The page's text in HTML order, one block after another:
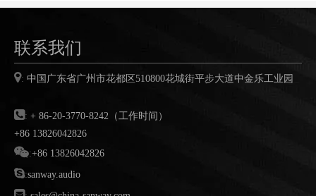
联系我们
: 中国广东省广州市花都区510800花城街平步大道中金乐工业园
: + 86-20-3770-8242（工作时间）
+86 13826042826
:+86 13826042826
:sanway.audio